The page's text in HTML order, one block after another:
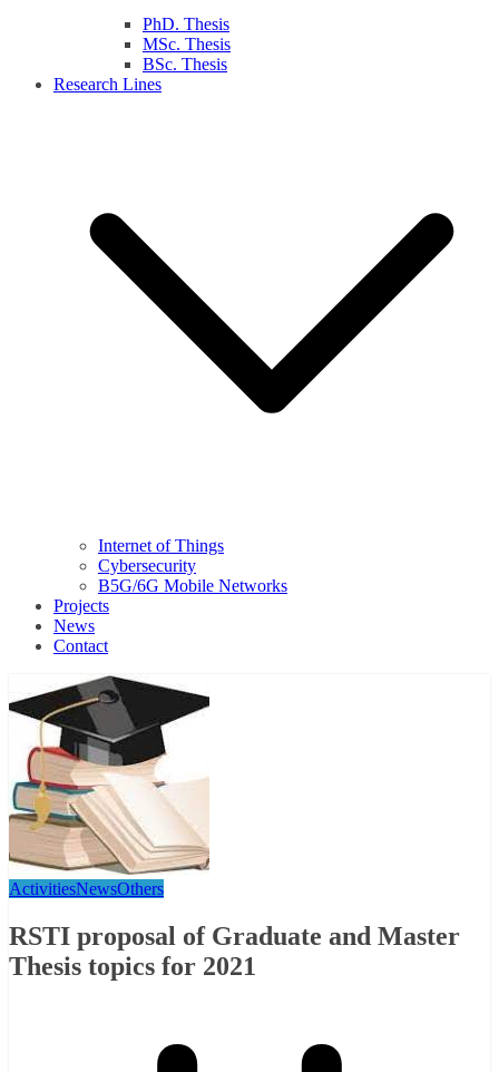
PhD. Thesis
MSc. Thesis
BSc. Thesis
Research Lines
Internet of Things
Cybersecurity
B5G/6G Mobile Networks
Projects
News
Contact
ActivitiesNewsOthers
RSTI proposal of Graduate and Master
Thesis topics for 2021